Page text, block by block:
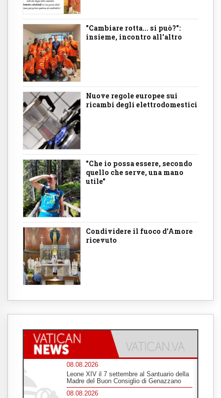
"Cambiare rotta... si può?":
insieme, incontro all'altro
Nuove regole europee sui
ricambi degli elettrodomestici
"Che io possa essere, secondo
quello che serve, una mano
utile"
Condividere il fuoco d’Amore
ricevuto
08.08.2026
Leone XIV il 7 settembre al Santuario della
Madre del Buon Consiglio di Genazzano
08.08.2026